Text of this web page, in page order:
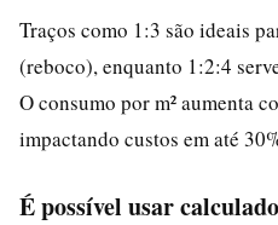
Traços como 1:3 são ideais
(reboco), enquanto 1:2:4
O consumo por m² aumenta
impactando custos em até
É possível usar